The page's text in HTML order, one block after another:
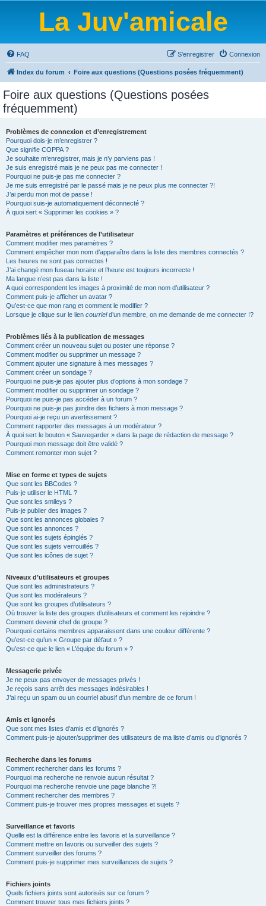
La Juv'amicale
FAQ Connexion
S’enregistrer
Index du forum Foire aux questions (Questions posées fréquemment)
Foire aux questions (Questions posées
fréquemment)
Problèmes de connexion et d’enregistrement
Pourquoi dois-je m’enregistrer ?
Que signifie COPPA ?
Je souhaite m’enregistrer, mais je n’y parviens pas !
Je suis enregistré mais je ne peux pas me connecter !
Pourquoi ne puis-je pas me connecter ?
Je me suis enregistré par le passé mais je ne peux plus me connecter ?!
J’ai perdu mon mot de passe !
Pourquoi suis-je automatiquement déconnecté ?
À quoi sert « Supprimer les cookies » ?
Paramètres et préférences de l’utilisateur
Comment modifier mes paramètres ?
Comment empêcher mon nom d’apparaître dans la liste des membres connectés ?
Les heures ne sont pas correctes !
J’ai changé mon fuseau horaire et l’heure est toujours incorrecte !
Ma langue n’est pas dans la liste !
A quoi correspondent les images à proximité de mon nom d’utilisateur ?
Comment puis-je afficher un avatar ?
Qu’est-ce que mon rang et comment le modifier ?
Lorsque je clique sur le lien courrield’un membre, on me demande de me connecter !?
Problèmes liés à la publication de messages
Comment créer un nouveau sujet ou poster une réponse ?
Comment modifier ou supprimer un message ?
Comment ajouter une signature à mes messages ?
Comment créer un sondage ?
Pourquoi ne puis-je pas ajouter plus d’options à mon sondage ?
Comment modifier ou supprimer un sondage ?
Pourquoi ne puis-je pas accéder à un forum ?
Pourquoi ne puis-je pas joindre des fichiers à mon message ?
Pourquoi ai-je reçu un avertissement ?
Comment rapporter des messages à un modérateur ?
À quoi sert le bouton « Sauvegarder » dans la page de rédaction de message ?
Pourquoi mon message doit être validé ?
Comment remonter mon sujet ?
Mise en forme et types de sujets
Que sont les BBCodes ?
Puis-je utiliser le HTML ?
Que sont les smileys ?
Puis-je publier des images ?
Que sont les annonces globales ?
Que sont les annonces ?
Que sont les sujets épinglés ?
Que sont les sujets verrouillés ?
Que sont les icônes de sujet ?
Niveaux d’utilisateurs et groupes
Que sont les administrateurs ?
Que sont les modérateurs ?
Que sont les groupes d’utilisateurs ?
Où trouver la liste des groupes d’utilisateurs et comment les rejoindre ?
Comment devenir chef de groupe ?
Pourquoi certains membres apparaissent dans une couleur différente ?
Qu’est-ce qu’un « Groupe par défaut » ?
Qu’est-ce que le lien « L’équipe du forum » ?
Messagerie privée
Je ne peux pas envoyer de messages privés !
Je reçois sans arrêt des messages indésirables !
J’ai reçu un spam ou un courriel abusif d’un membre de ce forum !
Amis et ignorés
Que sont mes listes d’amis et d’ignorés ?
Comment puis-je ajouter/supprimer des utilisateurs de ma liste d’amis ou d’ignorés ?
Recherche dans les forums
Comment rechercher dans les forums ?
Pourquoi ma recherche ne renvoie aucun résultat ?
Pourquoi ma recherche renvoie une page blanche ?!
Comment rechercher des membres ?
Comment puis-je trouver mes propres messages et sujets ?
Surveillance et favoris
Quelle est la différence entre les favoris et la surveillance ?
Comment mettre en favoris ou surveiller des sujets ?
Comment surveiller des forums ?
Comment puis-je supprimer mes surveillances de sujets ?
Fichiers joints
Quels fichiers joints sont autorisés sur ce forum ?
Comment trouver tous mes fichiers joints ?